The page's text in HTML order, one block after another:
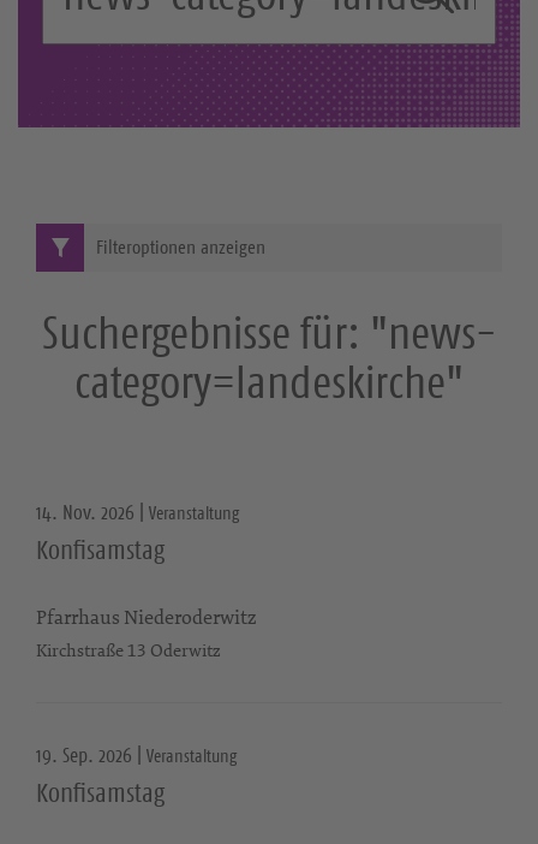
g
f
S
u
c
Suchergebnisse für: "news-
category=landeskirche"
14. Nov. 2026 | Veranstaltung
Konfisamstag
Pfarrhaus Niederoderwitz
Kirchstraße 13 Oderwitz
19. Sep. 2026 | Veranstaltung
Konfisamstag
Filteroptionen anzeigen